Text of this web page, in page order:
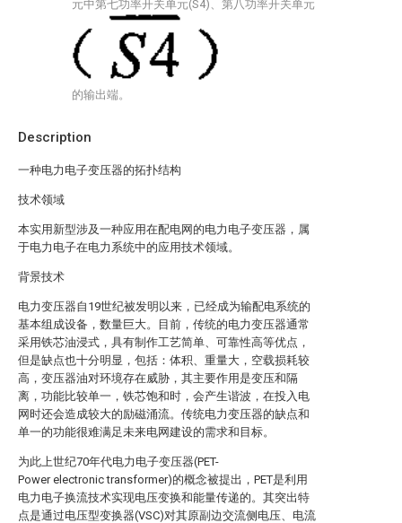
Description
一种电力电子变压器的拓扑结构
技术领域
本实用新型涉及一种应用在配电网的电力电子变压器，属
于电力电子在电力系统中的应用技术领域。
背景技术
电力变压器自19世纪被发明以来，已经成为输配电系统的
基本组成设备，数量巨大。目前，传统的电力变压器通常
采用铁芯油浸式，具有制作工艺简单、可靠性高等优点，
但是缺点也十分明显，包括：体积、重量大，空载损耗较
高，变压器油对环境存在威胁，其主要作用是变压和隔
离，功能比较单一，铁芯饱和时，会产生谐波，在投入电
网时还会造成较大的励磁涌流。传统电力变压器的缺点和
单一的功能很难满足未来电网建设的需求和目标。
为此上世纪70年代电力电子变压器(PET-
Power electronic transformer)的概念被提出，PET是利用
电力电子换流技术实现电压变换和能量传递的。其突出特
点是通过电压型变换器(VSC)对其原副边交流侧电压、电流
元中第七功率开关单元(S4)、第八功率开关单元
的输出端。